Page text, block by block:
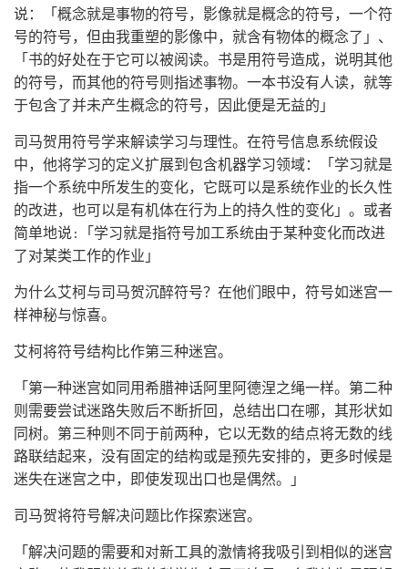
说：「概念就是事物的符号，影像就是概念的符号，一个符
号的符号，但由我重塑的影像中，就含有物体的概念了」、
「书的好处在于它可以被阅读。书是用符号造成，说明其他
的符号，而其他的符号则指述事物。一本书没有人读，就等
于包含了并未产生概念的符号，因此便是无益的」
司马贺用符号学来解读学习与理性。在符号信息系统假设
中，他将学习的定义扩展到包含机器学习领域：「学习就是
指一个系统中所发生的变化，它既可以是系统作业的长久性
的改进，也可以是有机体在行为上的持久性的变化」。或者
简单地说:「学习就是指符号加工系统由于某种变化而改进
了对某类工作的作业」
为什么艾柯与司马贺沉醉符号？在他们眼中，符号如迷宫一
样神秘与惊喜。
艾柯将符号结构比作第三种迷宫。
「第一种迷宫如同用希腊神话阿里阿德涅之绳一样。第二种
则需要尝试迷路失败后不断折回，总结出口在哪，其形状如
同树。第三种则不同于前两种，它以无数的结点将无数的线
路联结起来，没有固定的结构或是预先安排的，更多时候是
迷失在迷宫之中，即使发现出口也是偶然。」
司马贺将符号解决问题比作探索迷宫。
「解决问题的需要和对新工具的激情将我吸引到相似的迷宫